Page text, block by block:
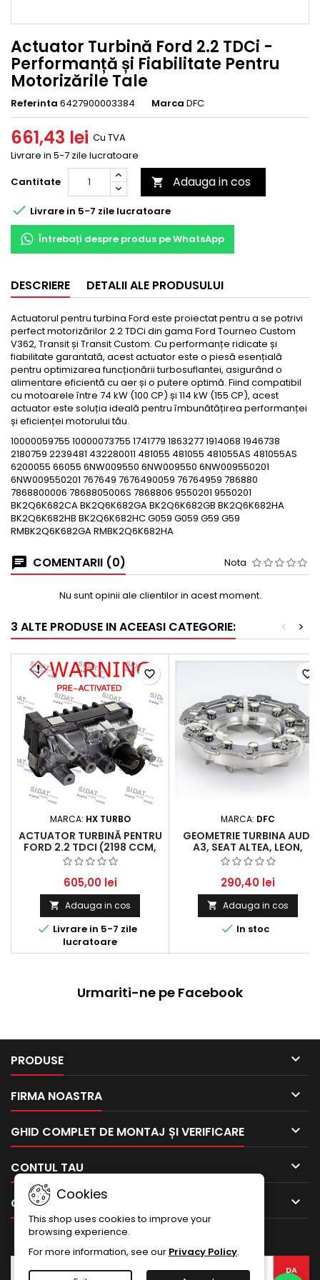
Actuator Turbină Ford 2.2 TDCi -
Performanță și Fiabilitate Pentru
Motorizările Tale
Referinta 6427900003384 Marca DFC
661,43 lei Cu TVA
Livrare in 5-7 zile lucratoare
Cantitate
 Adauga in cos
 Livrare in 5-7 zile lucratoare
Întrebați despre produs pe WhatsApp
DESCRIERE DETALII ALE PRODUSULUI
Actuatorul pentru turbina Ford este proiectat pentru a se potrivi
perfect motorizărilor 2.2 TDCi din gama Ford Tourneo Custom
V362, Transit și Transit Custom. Cu performanțe ridicate și
fiabilitate garantată, acest actuator este o piesă esențială
pentru optimizarea funcționării turbosuflantei, asigurând o
alimentare eficientă cu aer și o putere optimă. Fiind compatibil
cu motoarele între 74 kW (100 CP) și 114 kW (155 CP), acest
actuator este soluția ideală pentru îmbunătățirea performanței
și eficienței motorului tău.
10000059755 10000073755 1741779 1863277 1914068 1946738
2180759 2239481 432280011 481055 481055 481055AS 481055AS
6200055 66055 6NW009550 6NW009550 6NW009550201
6NW009550201 767649 7676490059 76764959 786880
7868800006 7868805006S 7868806 9550201 9550201
BK2Q6K682CA BK2Q6K682GA BK2Q6K682GB BK2Q6K682HA
BK2Q6K682HB BK2Q6K682HC G059 G059 G59 G59
RMBK2Q6K682GA RMBK2Q6K682HA
COMENTARII (0) Nota
Nu sunt opinii ale clientilor in acest moment.
3 ALTE PRODUSE IN ACEEASI CATEGORIE: >
<
MARCA: HX TURBO
ACTUATOR TURBINĂ PENTRU
FORD 2.2 TDCI (2198 CCM,
74-114 KW, 100-155 HP)
605,00 lei
 Adauga in cos
 Livrare in 5-7 zile
lucratoare
favorite_border
MARCA: DFC
GEOMETRIE TURBINA AUDI
A3, SEAT ALTEA, LEON,
TOLEDO, SKODA LAURA,
OCTAVIA, VW BORA, GOLF,
PASSAT, TOURAN - 2.0 TDI
(2006-2013)
290,40 lei
 Adauga in cos
 In stoc
favorite_border
Urmariti-ne pe Facebook
PRODUSE 
FIRMA NOASTRA 
GHID COMPLET DE MONTAJ ȘI VERIFICARE 
CONTUL TAU 
CONTACTEAZA-NE 
Cookies
This shop uses cookies to improve your
browsing experience.
For more information, see our Privacy Policy.
BULETIN INFORMATIV